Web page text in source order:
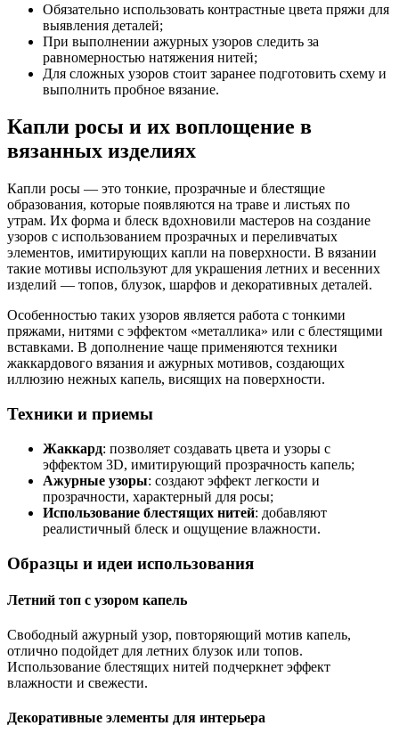
Обязательно использовать контрастные цвета пряжи для
выявления деталей;
При выполнении ажурных узоров следить за
равномерностью натяжения нитей;
Для сложных узоров стоит заранее подготовить схему и
выполнить пробное вязание.
Капли росы и их воплощение в
вязанных изделиях
Капли росы — это тонкие, прозрачные и блестящие
образования, которые появляются на траве и листьях по
утрам. Их форма и блеск вдохновили мастеров на создание
узоров с использованием прозрачных и переливчатых
элементов, имитирующих капли на поверхности. В вязании
такие мотивы используют для украшения летних и весенних
изделий — топов, блузок, шарфов и декоративных деталей.
Особенностью таких узоров является работа с тонкими
пряжами, нитями с эффектом «металлика» или с блестящими
вставками. В дополнение чаще применяются техники
жаккардового вязания и ажурных мотивов, создающих
иллюзию нежных капель, висящих на поверхности.
Техники и приемы
Жаккард: позволяет создавать цвета и узоры с
эффектом 3D, имитирующий прозрачность капель;
Ажурные узоры: создают эффект легкости и
прозрачности, характерный для росы;
Использование блестящих нитей: добавляют
реалистичный блеск и ощущение влажности.
Образцы и идеи использования
Летний топ с узором капель
Свободный ажурный узор, повторяющий мотив капель,
отлично подойдет для летних блузок или топов.
Использование блестящих нитей подчеркнет эффект
влажности и свежести.
Декоративные элементы для интерьера